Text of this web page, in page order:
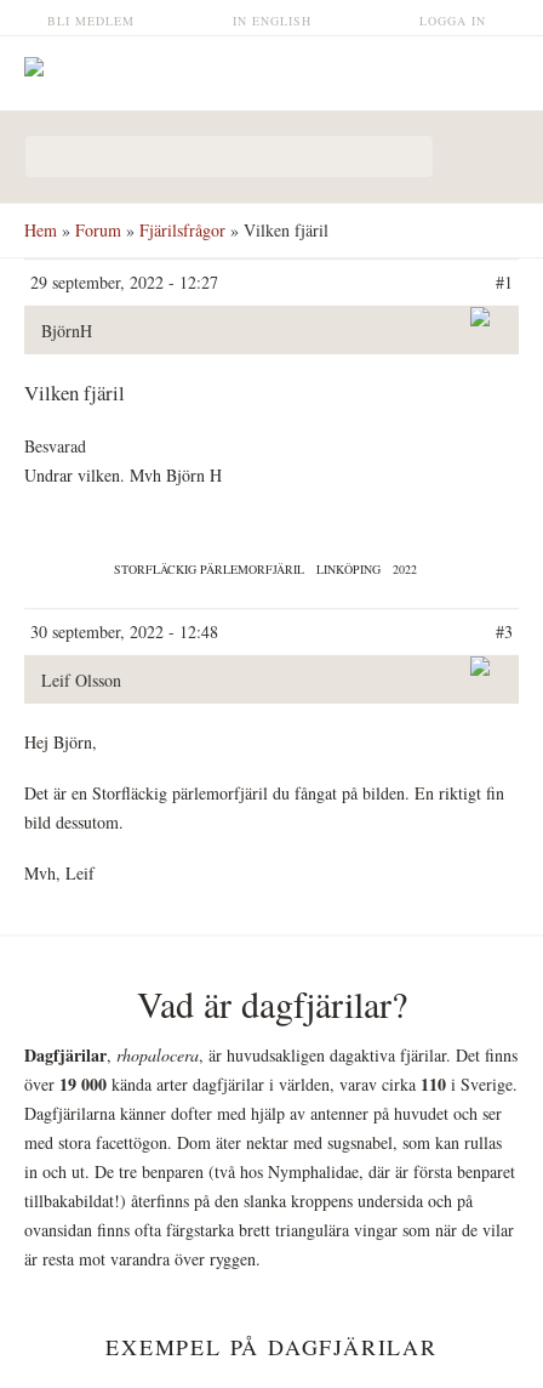
Hoppa till huvudinnehåll LOGGA IN
IN ENGLISH
BLI MEDLEM
Hem » Forum » Fjärilsfrågor » Vilken fjäril
29 september, 2022 - 12:27 #1
BjörnH
Vilken fjäril
Besvarad
Undrar vilken. Mvh Björn H
STORFLÄCKIG PÄRLEMORFJÄRIL LINKÖPING 2022
30 september, 2022 - 12:48 #3
Leif Olsson
Hej Björn,
Det är en Storfläckig pärlemorfjäril du fångat på bilden. En riktigt fin
bild dessutom.
Mvh, Leif
Vad är dagfjärilar?
Dagfjärilar, rhopalocera, är huvudsakligen dagaktiva fjärilar. Det finns
över 19 000 kända arter dagfjärilar i världen, varav cirka 110 i Sverige.
Dagfjärilarna känner dofter med hjälp av antenner på huvudet och ser
med stora facettögon. Dom äter nektar med sugsnabel, som kan rullas
in och ut. De tre benparen (två hos Nymphalidae, där är första benparet
tillbakabildat!) återfinns på den slanka kroppens undersida och på
ovansidan finns ofta färgstarka brett triangulära vingar som när de vilar
är resta mot varandra över ryggen.
EXEMPEL PÅ DAGFJÄRILAR